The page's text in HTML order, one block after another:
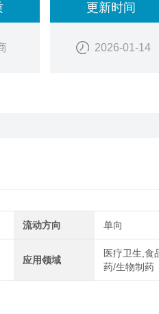
更新时间
2026-01-14
流动方向 单向
应用领域
医疗卫生,食
药/生物制药